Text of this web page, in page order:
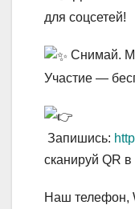
для соцсетей!
Снимай.
Участие —
Запишись:
сканируй QR
Наш телефон,